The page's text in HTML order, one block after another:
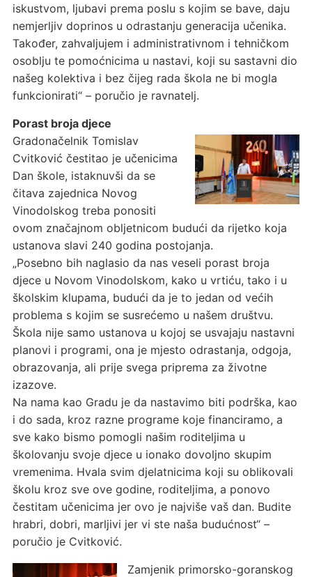
iskustvom, ljubavi prema poslu s kojim se bave, daju
nemjerljiv doprinos u odrastanju generacija učenika.
Također, zahvaljujem i administrativnom i tehničkom
osoblju te pomoćnicima u nastavi, koji su sastavni dio
našeg kolektiva i bez čijeg rada škola ne bi mogla
funkcionirati“ – poručio je ravnatelj.
Porast broja djece
Gradonačelnik Tomislav
Cvitković čestitao je učenicima
Dan škole, istaknuvši da se
čitava zajednica Novog
Vinodolskog treba ponositi
ovom značajnom obljetnicom budući da rijetko koja
ustanova slavi 240 godina postojanja.
„Posebno bih naglasio da nas veseli porast broja
djece u Novom Vinodolskom, kako u vrtiću, tako i u
školskim klupama, budući da je to jedan od većih
problema s kojim se susrećemo u našem društvu.
Škola nije samo ustanova u kojoj se usvajaju nastavni
planovi i programi, ona je mjesto odrastanja, odgoja,
obrazovanja, ali prije svega priprema za životne
izazove.
Na nama kao Gradu je da nastavimo biti podrška, kao
i do sada, kroz razne programe koje financiramo, a
sve kako bismo pomogli našim roditeljima u
školovanju svoje djece u ionako dovoljno skupim
vremenima. Hvala svim djelatnicima koji su oblikovali
školu kroz sve ove godine, roditeljima, a ponovo
čestitam učenicima jer ovo je najviše vaš dan. Budite
hrabri, dobri, marljivi jer vi ste naša budućnost“ –
poručio je Cvitković.
Zamjenik primorsko-goranskog